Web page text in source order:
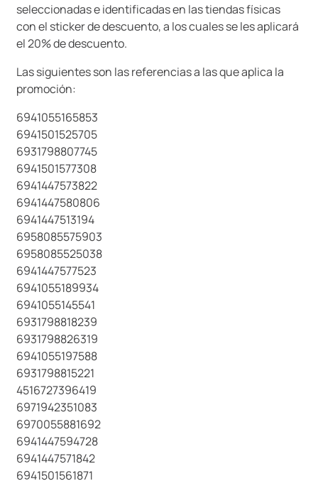
seleccionadas e identificadas en las tiendas físicas
con el sticker de descuento, a los cuales se les aplicará
el 20% de descuento.
Las siguientes son las referencias a las que aplica la
promoción:
6941055165853
6941501525705
6931798807745
6941501577308
6941447573822
6941447580806
6941447513194
6958085575903
6958085525038
6941447577523
6941055189934
6941055145541
6931798818239
6931798826319
6941055197588
6931798815221
4516727396419
6971942351083
6970055881692
6941447594728
6941447571842
6941501561871